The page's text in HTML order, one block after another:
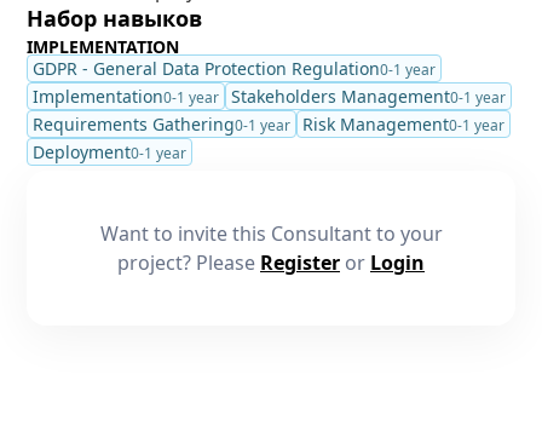
Набор навыков
IMPLEMENTATION
GDPR - General Data Protection Regulation0-1 year
Implementation0-1 year Stakeholders Management0-1 year
Requirements Gathering0-1 year Risk Management0-1 year
Deployment0-1 year
Want to invite this Consultant to your
project? Please Register or Login